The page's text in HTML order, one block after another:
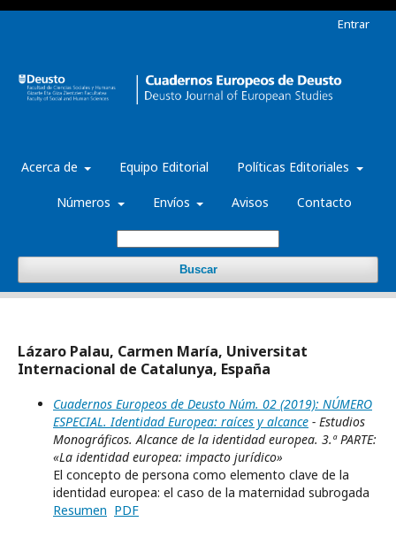
Acerca de Equipo Editorial Políticas Editoriales
Números Envíos Avisos Contacto
Buscar
Entrar
Lázaro Palau, Carmen María, Universitat
Internacional de Catalunya, España
Cuadernos Europeos de Deusto Núm. 02 (2019): NÚMERO
ESPECIAL. Identidad Europea: raíces y alcance - Estudios
Monográficos. Alcance de la identidad europea. 3.ª PARTE:
«La identidad europea: impacto jurídico»
El concepto de persona como elemento clave de la
identidad europea: el caso de la maternidad subrogada
Resumen PDF